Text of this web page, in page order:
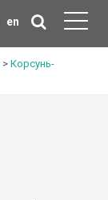
en
> Корсунь-